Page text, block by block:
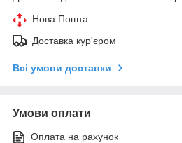
Нова Пошта
Доставка кур'єром
Всі умови доставки
Умови оплати
Оплата на рахунок